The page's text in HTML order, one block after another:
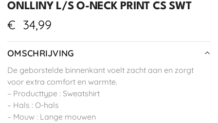
ONLLINY L/S O-NECK PRINT CS SWT
€ 34,99
OMSCHRIJVING
De geborstelde binnenkant voelt zacht aan en zorgt
voor extra comfort en warmte.
– Producttype : Sweatshirt
– Hals : O-hals
– Mouw : Lange mouwen